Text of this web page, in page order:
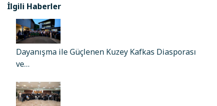
İlgili Haberler
Dayanışma ile Güçlenen Kuzey Kafkas Diasporası
ve…